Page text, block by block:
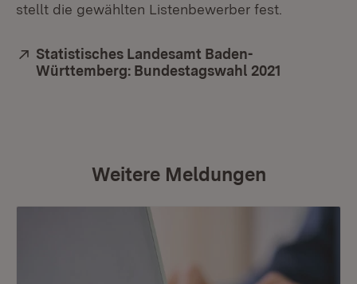
stellt die gewählten Listenbewerber fest.
Extern:
Statistisches Landesamt Baden-
Württemberg: Bundestagswahl 2021
Weitere Meldungen